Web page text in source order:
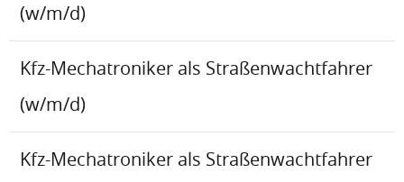
(w/m/d)
Kfz-Mechatroniker als Straßenwachtfahrer
(w/m/d)
Kfz-Mechatroniker als Straßenwachtfahrer